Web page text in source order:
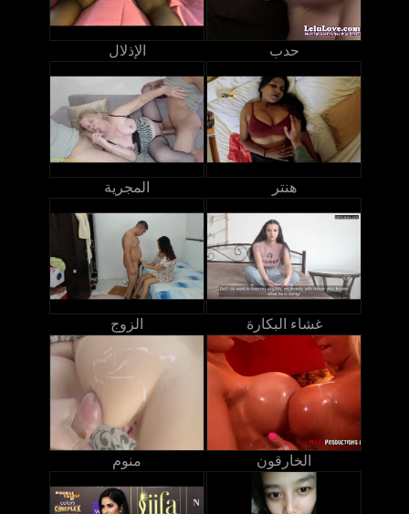
الإذلال حدب
المجرية هنتر
الزوج غشاء البكارة
منوم الخارقون